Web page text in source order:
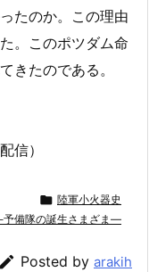
たのか。この理由
。このポツダム命
きたのである。
信）
 陸軍小火器史
備隊の誕生さまざま―
 Posted by arakih